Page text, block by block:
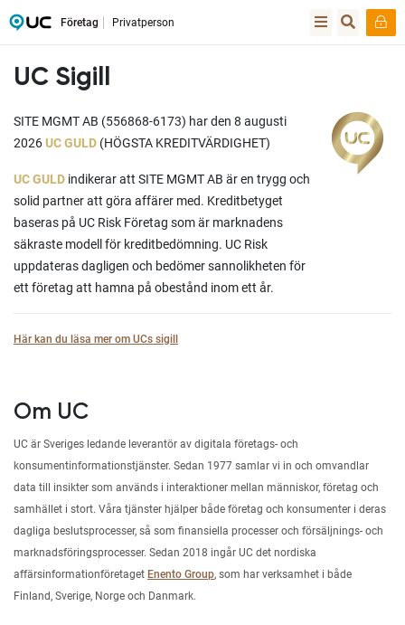
Företag Privatperson
UC Sigill
SITE MGMT AB (556868-6173) har den 8 augusti
2026UC GULD (HÖGSTA KREDITVÄRDIGHET)
UC GULD indikerar att SITE MGMT AB är en trygg och
solid partner att göra affärer med. Kreditbetyget
baseras på UC Risk Företag som är marknadens
säkraste modell för kreditbedömning. UC Risk
uppdateras dagligen och bedömer sannolikheten för
ett företag att hamna på obestånd inom ett år.
Här kan du läsa mer om UCs sigill
Om UC
UC är Sveriges ledande leverantör av digitala företags- och
konsumentinformationstjänster. Sedan 1977 samlar vi in och omvandlar
data till insikter som används i interaktioner mellan människor, företag och
samhället i stort. Våra tjänster hjälper både företag och konsumenter i deras
dagliga beslutsprocesser, så som finansiella processer och försäljnings- och
marknadsföringsprocesser. Sedan 2018 ingår UC det nordiska
affärsinformationföretaget Enento Group, som har verksamhet i både
Finland, Sverige, Norge och Danmark.